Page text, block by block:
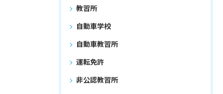
教習所
自動車学校
自動車教習所
運転免許
非公認教習所